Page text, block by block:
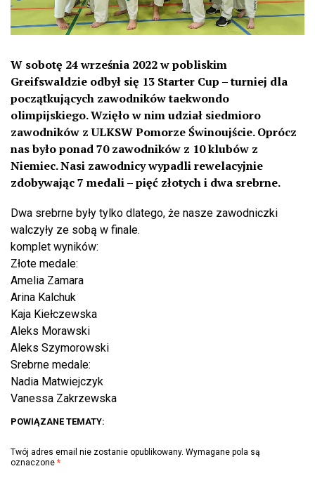
W sobotę 24 września 2022 w pobliskim
Greifswaldzie odbył się 13 Starter Cup – turniej dla
początkujących zawodników taekwondo
olimpijskiego. Wzięło w nim udział siedmioro
zawodników z ULKSW Pomorze Świnoujście. Oprócz
nas było ponad 70 zawodników z 10 klubów z
Niemiec. Nasi zawodnicy wypadli rewelacyjnie
zdobywając 7 medali – pięć złotych i dwa srebrne.
Dwa srebrne były tylko dlatego, że nasze zawodniczki
walczyły ze sobą w finale.
komplet wyników:
Złote medale:
Amelia Zamara
Arina Kalchuk
Kaja Kiełczewska
Aleks Morawski
Aleks Szymorowski
Srebrne medale:
Nadia Matwiejczyk
Vanessa Zakrzewska
POWIĄZANE TEMATY:
Twój adres email nie zostanie opublikowany. Wymagane pola są
oznaczone *